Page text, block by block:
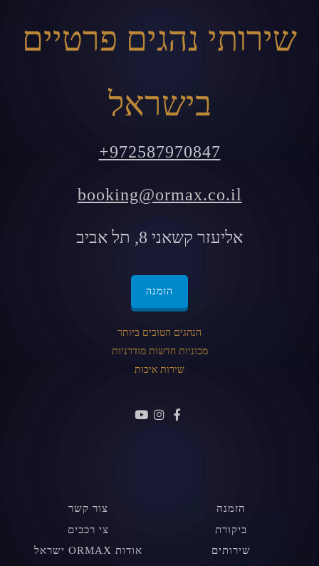
שירותי נהגים פרטיים
בישראל
+972587970847
booking@ormax.co.il
אליעזר קשאני 8, תל אביב
הזמנה
הנהגים הטובים ביותר
מכוניות חדשות מודרניות
שירות איכות
הזמנה
צור קשר
ביקורת
צי רכבים
שירותים
אודות ORMAX ישראל